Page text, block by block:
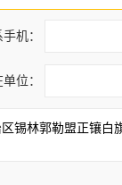
机：
位：